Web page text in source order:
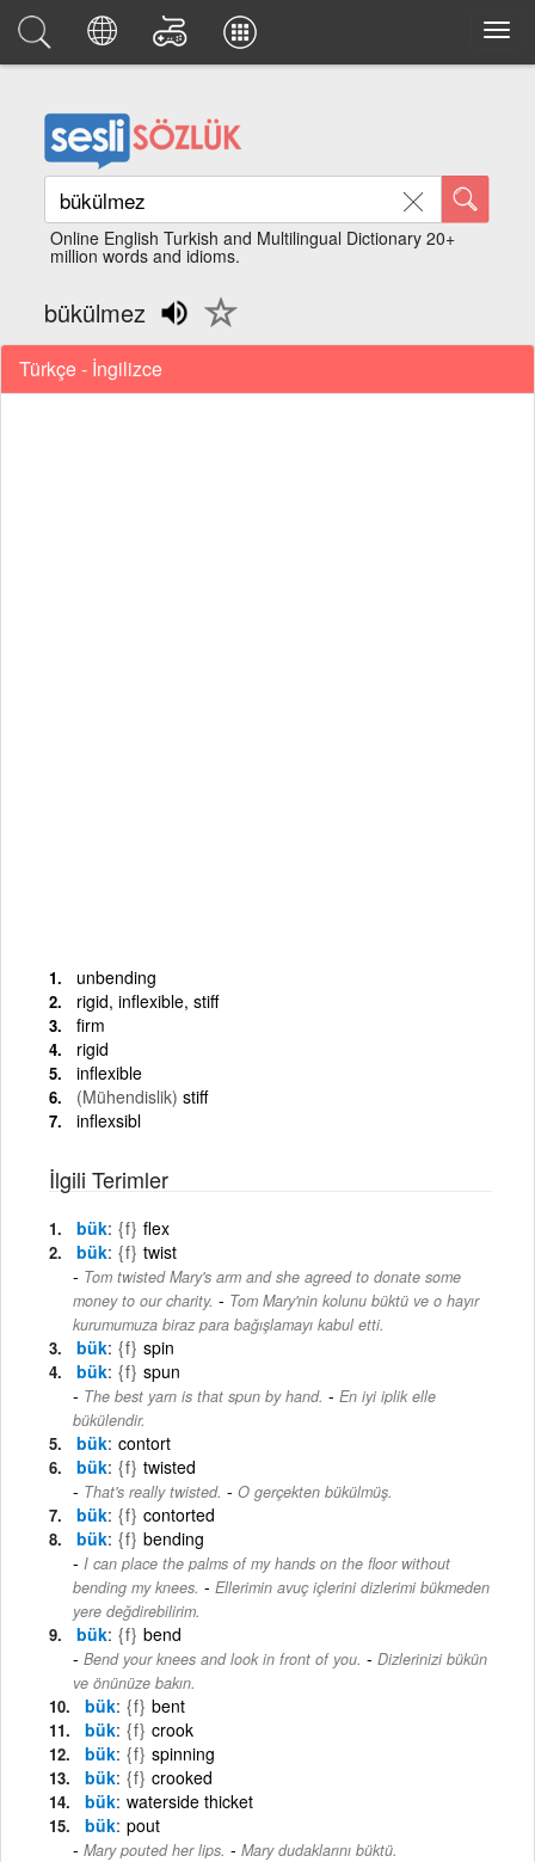
Online English Turkish and Multilingual Dictionary 20+
million words and idioms.
bükülmez
Türkçe - İngilizce
unbending
rigid, inflexible, stiff
firm
rigid
inflexible
(Mühendislik) stiff
inflexsibl
İlgili Terimler
bük {f} flex
bük {f} twist
Tom twisted Mary's arm and she agreed to donate some
money to our charity. - Tom Mary'nin kolunu büktü ve o hayır
kurumumuza biraz para bağışlamayı kabul etti.
bük {f} spin
bük {f} spun
The best yarn is that spun by hand. - En iyi iplik elle
bükülendir.
bük contort
bük {f} twisted
That's really twisted. - O gerçekten bükülmüş.
bük {f} contorted
bük {f} bending
I can place the palms of my hands on the floor without
bending my knees. - Ellerimin avuç içlerini dizlerimi bükmeden
yere değdirebilirim.
bük {f} bend
Bend your knees and look in front of you. - Dizlerinizi bükün
ve önünüze bakın.
bük {f} bent
bük {f} crook
bük {f} spinning
bük {f} crooked
bük waterside thicket
bük pout
Mary pouted her lips. - Mary dudaklarını büktü.